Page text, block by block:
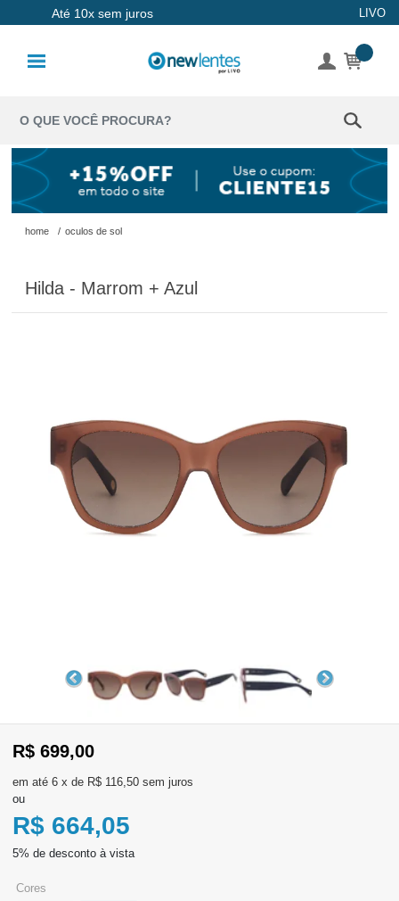
Até 10x sem juros LIVO
Coloridas
Solução
Óculos de
Óculos de
Grau
Consultar
Pedidos
Recompra
aqui
Registre-
se
home / oculos de sol
Hilda - Marrom + Azul
R$ 699,00
6 x de R$ 116,50 sem juros
ou
R$ 664,05
cores